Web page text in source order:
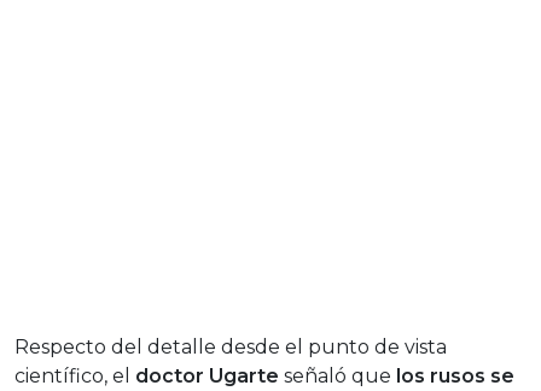
Respecto del detalle desde el punto de vista
científico, el doctor Ugarte señaló que los rusos se